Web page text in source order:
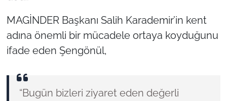
MAGİNDER Başkanı Salih Karademir’in kent
adına önemli bir mücadele ortaya koyduğunu
ifade eden Şengönül,
“Bugün bizleri ziyaret eden değerli